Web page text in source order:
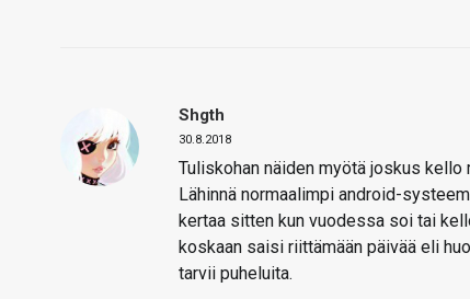
Shgth
30.8.2018
Tuliskohan näiden myötä joskus
Lähinnä normaalimpi android-
kertaa sitten kun vuodessa soi tai
koskaan saisi riittämään päivää eli
tarvii puheluita.